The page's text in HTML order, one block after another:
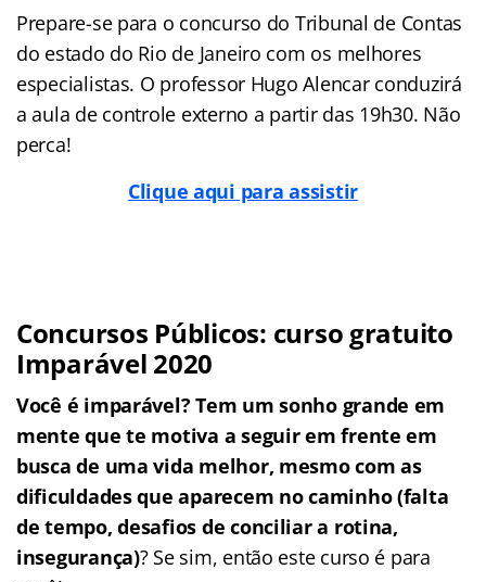
Prepare-se para o concurso do Tribunal de Contas
do estado do Rio de Janeiro com os melhores
especialistas. O professor Hugo Alencar conduzirá
a aula de controle externo a partir das 19h30. Não
perca!
Clique aqui para assistir
Concursos Públicos: curso gratuito
Imparável 2020
Você é imparável? Tem um sonho grande em
mente que te motiva a seguir em frente em
busca de uma vida melhor, mesmo com as
dificuldades que aparecem no caminho (falta
de tempo, desafios de conciliar a rotina,
insegurança)? Se sim, então este curso é para